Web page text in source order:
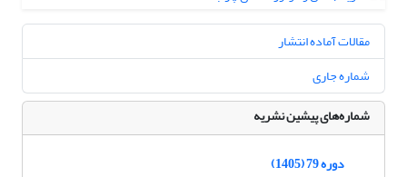
مقالات آماده انتشار
شماره جاری
شماره‌های پیشین نشریه
دوره 79 (1405)